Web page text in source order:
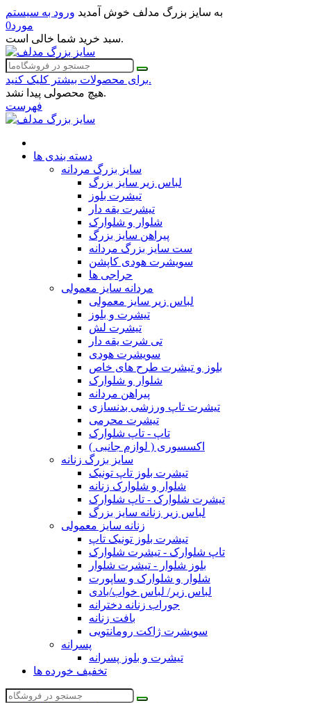
به سایز بزرگ مدلف خوش آمدید ورود به سیستم
0مورد
سبد خرید شما خالی است.
برای محصولات بیشتر کلیک کنید.
هیچ محصولی پیدا نشد.
فهرست
دسته بندی ها
سایز بزرگ مردانه
لباس زیر سایز بزرگ
تیشرت بلوز
تیشرت یقه دار
شلوار و شلوارک
پیراهن سایز بزرگ
ست سایز بزرگ مردانه
سویشرت هودی کاپشن
حراجی ها
مردانه سایز معمولی
لباس زیر سایز معمولی
تیشرت و بلوز
تیشرت لش
تی شرت یقه دار
سویشرت هودی
بلوز و تیشرت طرح های خاص
شلوار و شلوارک
پیراهن مردانه
تیشرت تاپ ورزشی بدنسازی
تیشرت محرمی
تاپ - تاپ شلوارک
اکسسوری ( لوازم جانبی )
سایز بزرگ زنانه
تیشرت بلوز تاپ تونیک
شلوار و شلوارک زنانه
تیشرت شلوارک - تاپ شلوارک
لباس زیر زنانه سایز بزرگ
زنانه سایز معمولی
تیشرت بلوز تونیک تاپ
تاپ شلوارک - تیشرت شلوارک
بلوز شلوار - تیشرت شلوار
شلوار و شلوارک و ساپورت
لباس زیر/ لباس خواب/بادی
جوراب زنانه دخترانه
بافت زنانه
سویشرت ژاکت رومانتویی
پسرانه
تیشرت و بلوز پسرانه
تخفیف خورده ها